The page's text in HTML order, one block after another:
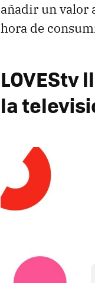
añadir un valor
hora de
LOVEStv
la